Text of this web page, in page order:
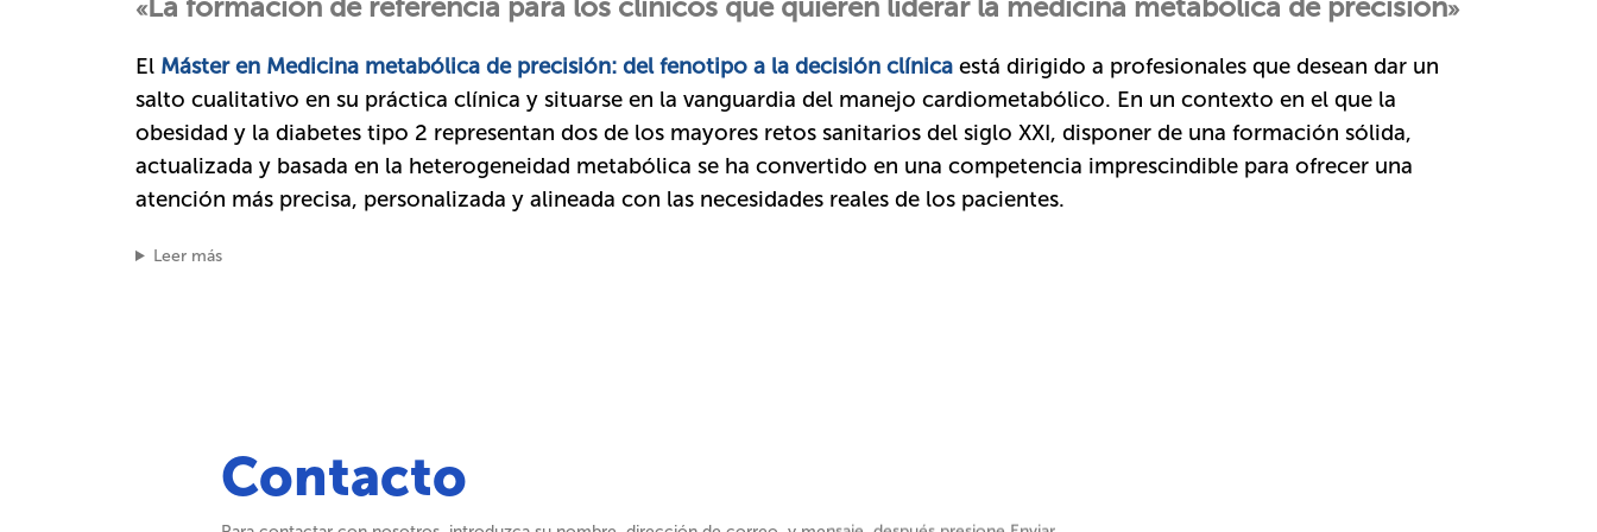
« »
El Máster en Medicina metabólica de precisión: del fenotipo a la decisión clínica está dirigido a profesionales que desean dar un
salto cualitativo en su práctica clínica y situarse en la vanguardia del manejo cardiometabólico. En un contexto en el que la
obesidad y la diabetes tipo 2 representan dos de los mayores retos sanitarios del siglo XXI, disponer de una formación sólida,
actualizada y basada en la heterogeneidad metabólica se ha convertido en una competencia imprescindible para ofrecer una
atención más precisa, personalizada y alineada con las necesidades reales de los pacientes.
Leer más
Contacto